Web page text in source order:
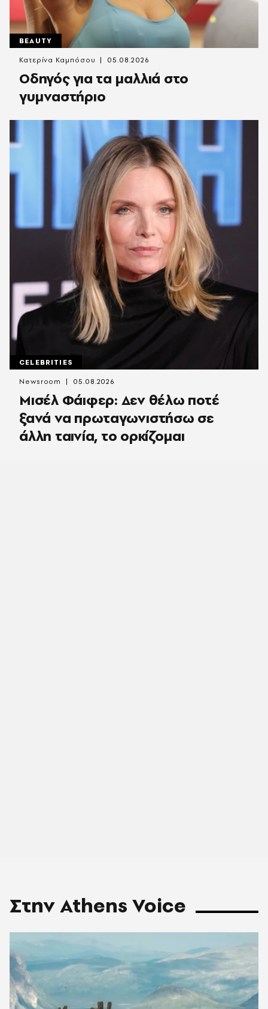
BEAUTY
Οδηγός για τα μαλλιά στο
γυμναστήριο
Κατερίνα Καμπόσου 05.08.2026
CELEBRITIES
Μισέλ Φάιφερ: Δεν θέλω ποτέ
ξανά να πρωταγωνιστήσω σε
άλλη ταινία, το ορκίζομαι
Newsroom 05.08.2026
Στην Athens Voice